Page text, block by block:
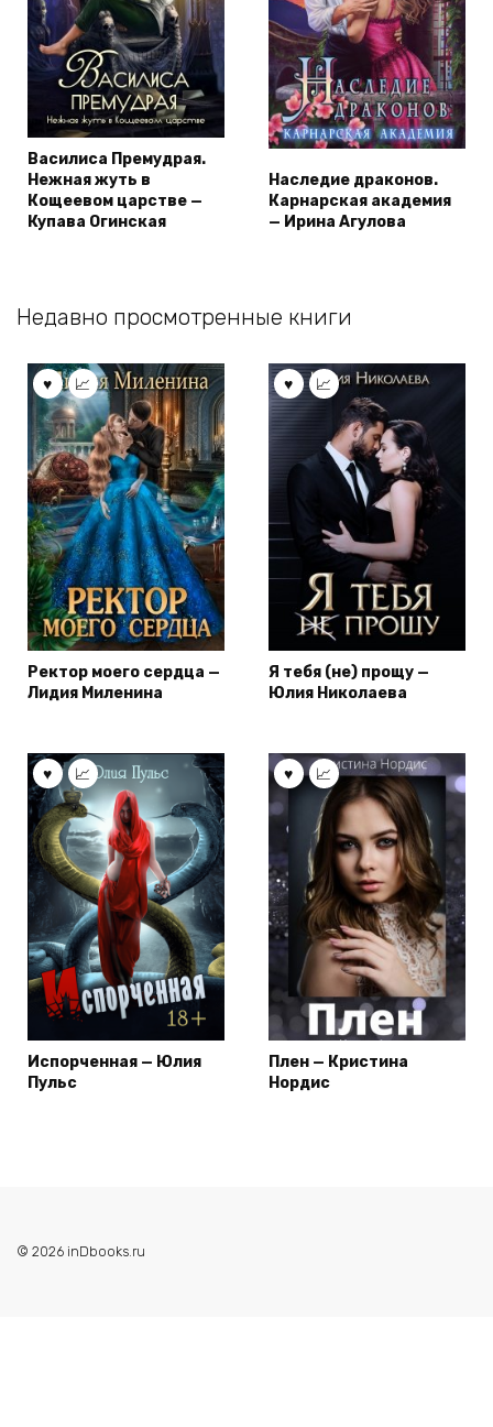
Василиса Премудрая.
Нежная жуть в
Кощеевом царстве —
Купава Огинская
Наследие драконов.
Карнарская академия
— Ирина Агулова
Недавно просмотренные книги
Ректор моего сердца —
Лидия Миленина
Я тебя (не) прощу —
Юлия Николаева
Испорченная — Юлия
Пульс
Плен — Кристина
Нордис
© 2026 inDbooks.ru